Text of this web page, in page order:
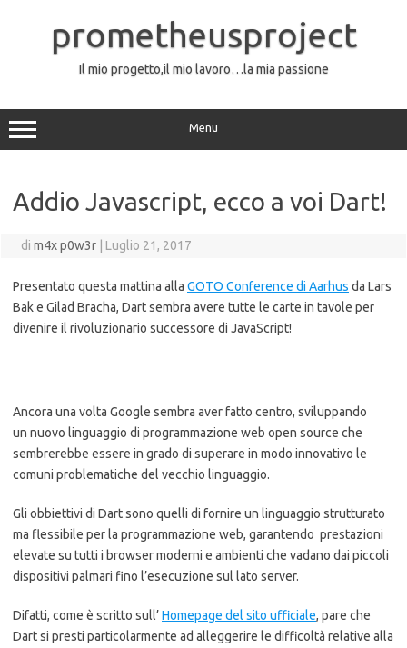
contenutoprometheusproject
Il mio progetto,il mio lavoro…la mia passione
Menu
Addio Javascript, ecco a voi Dart!
di m4x p0w3r Luglio 21, 2017
Presentato questa mattina alla GOTO Conference di Aarhus da Lars
Bak e Gilad Bracha, Dart sembra avere tutte le carte in tavole per
divenire il rivoluzionario successore di JavaScript!
Ancora una volta Google sembra aver fatto centro, sviluppando
un nuovo linguaggio di programmazione web open source che
sembrerebbe essere in grado di superare in modo innovativo le
comuni problematiche del vecchio linguaggio.
Gli obbiettivi di Dart sono quelli di fornire un linguaggio strutturato
ma flessibile per la programmazione web, garantendo prestazioni
elevate su tutti i browser moderni e ambienti che vadano dai piccoli
dispositivi palmari fino l’esecuzione sul lato server.
Difatti, come è scritto sull’Homepage del sito ufficiale, pare che
Dart si presti particolarmente ad alleggerire le difficoltà relative alla